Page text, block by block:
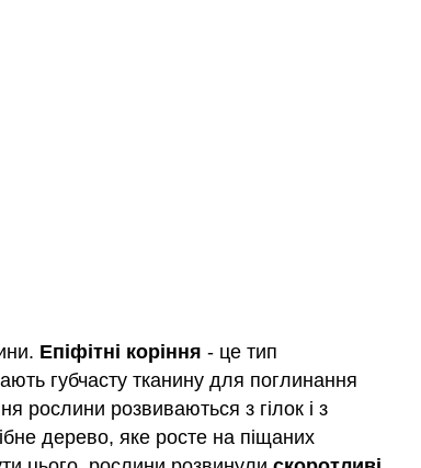
Епіфітні коріння - це тип
губчасту тканину для поглинання
рослини розвиваються з гілок і з
дерево, яке росте на піщаних